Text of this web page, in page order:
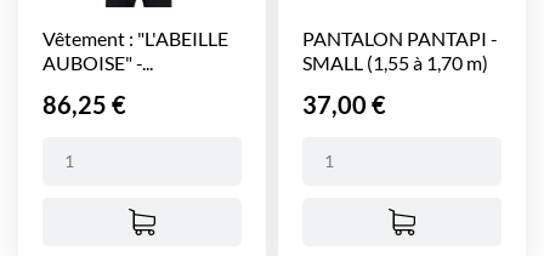
Vêtement : "L'ABEILLE
AUBOISE" -...
Prix
86,25 €
PANTALON PANTAPI -
SMALL (1,55 à 1,70 m)
Prix
37,00 €